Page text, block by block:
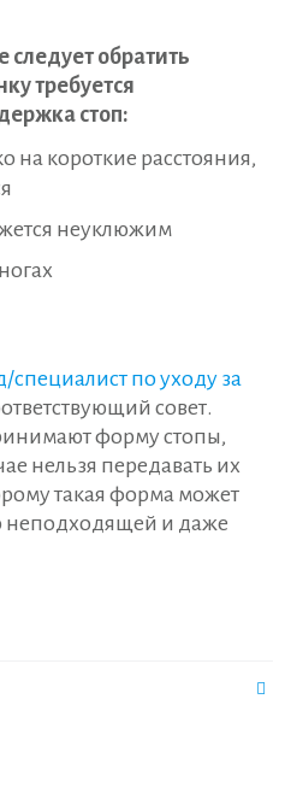
следует обратить
требуется
стоп:
на короткие расстояния,
неуклюжим
по уходу за
совет.
форму стопы,
нельзя передавать их
такая форма может
неподходящей и даже